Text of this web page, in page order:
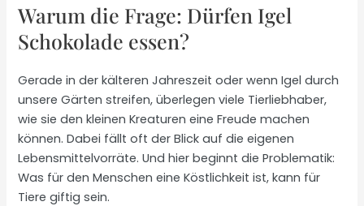
Warum die Frage: Dürfen Igel
Schokolade essen?
Gerade in der kälteren Jahreszeit oder wenn Igel durch
unsere Gärten streifen, überlegen viele Tierliebhaber,
wie sie den kleinen Kreaturen eine Freude machen
können. Dabei fällt oft der Blick auf die eigenen
Lebensmittelvorräte. Und hier beginnt die Problematik:
Was für den Menschen eine Köstlichkeit ist, kann für
Tiere giftig sein.